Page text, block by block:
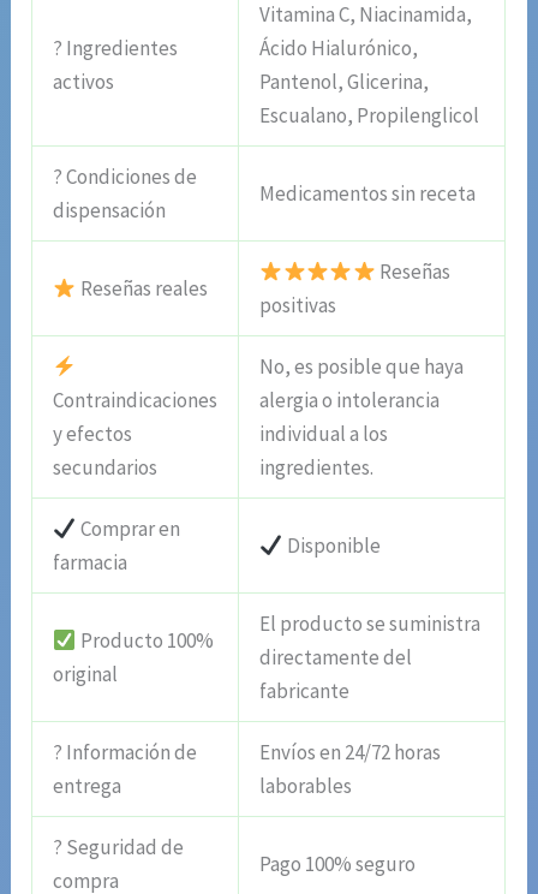
? Ingredientes
activos
Vitamina C, Niacinamida,
Ácido Hialurónico,
Pantenol, Glicerina,
Escualano, Propilenglicol
? Condiciones de
dispensación
Medicamentos sin receta
Reseñas reales
Reseñas
positivas
Contraindicaciones
y efectos
secundarios
No, es posible que haya
alergia o intolerancia
individual a los
ingredientes.
Comprar en
farmacia
Disponible
Producto 100%
original
El producto se suministra
directamente del
fabricante
? Información de
entrega
Envíos en 24/72 horas
laborables
? Seguridad de
compra
Pago 100% seguro